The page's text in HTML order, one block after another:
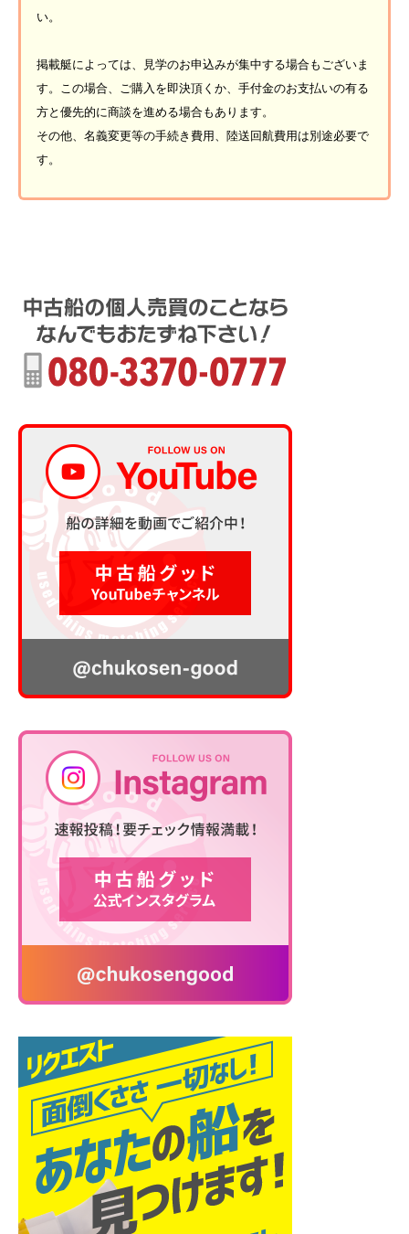
い。
掲載艇によっては、見学のお申込みが集中する場合もございま
す。この場合、ご購入を即決頂くか、手付金のお支払いの有る
方と優先的に商談を進める場合もあります。
その他、名義変更等の手続き費用、陸送回航費用は別途必要で
す。